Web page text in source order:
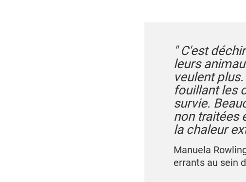
" C'est
leurs
veulent
fouillant les
survie.
non traitées
la chaleur
Manuela
errants au sein